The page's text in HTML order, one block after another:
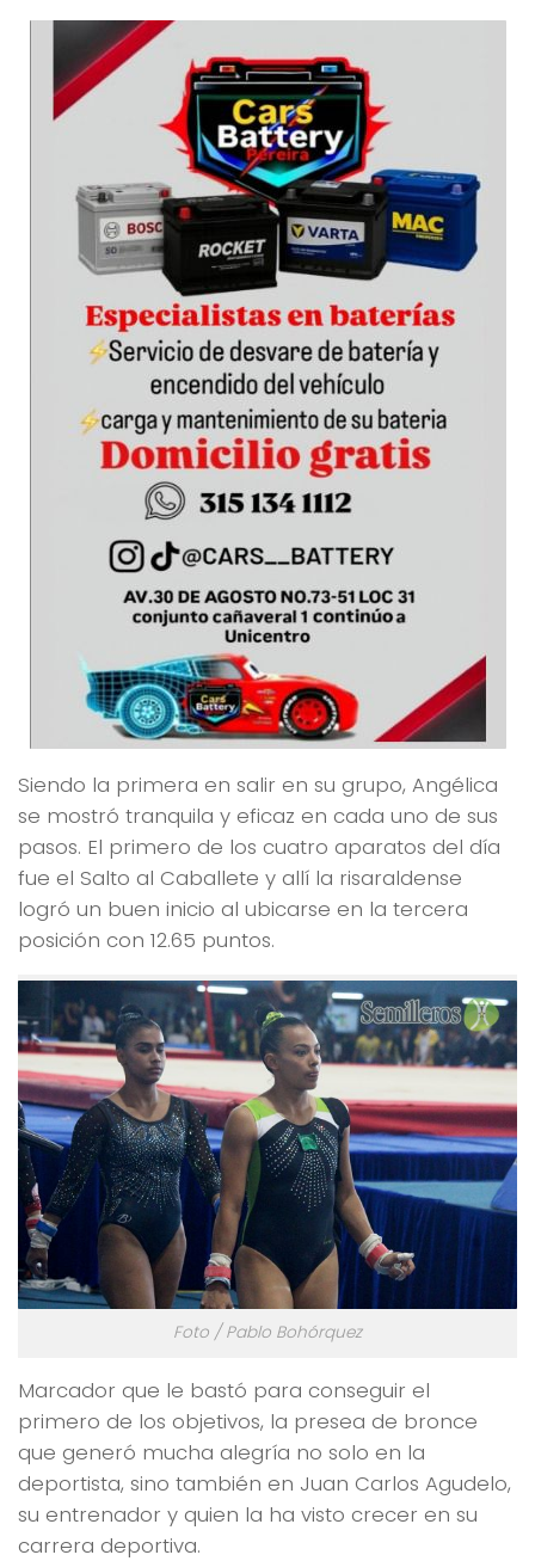
Siendo la primera en salir en su grupo, Angélica
se mostró tranquila y eficaz en cada uno de sus
pasos. El primero de los cuatro aparatos del día
fue el Salto al Caballete y allí la risaraldense
logró un buen inicio al ubicarse en la tercera
posición con 12.65 puntos.
Foto / Pablo Bohórquez
Marcador que le bastó para conseguir el
primero de los objetivos, la presea de bronce
que generó mucha alegría no solo en la
deportista, sino también en Juan Carlos Agudelo,
su entrenador y quien la ha visto crecer en su
carrera deportiva.